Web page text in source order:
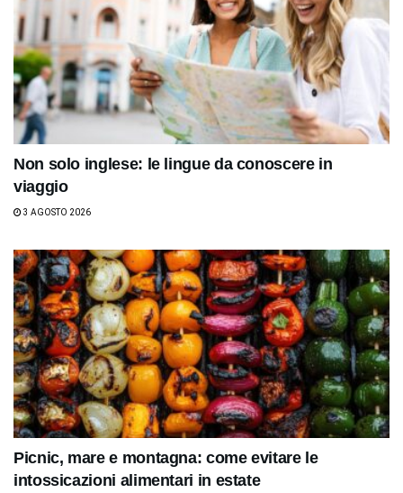
Non solo inglese: le lingue da conoscere in
viaggio
3 AGOSTO 2026
Picnic, mare e montagna: come evitare le
intossicazioni alimentari in estate